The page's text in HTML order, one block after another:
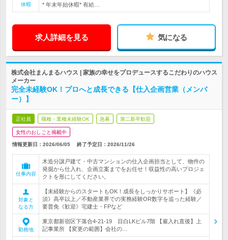
休暇
* 年末年始休暇* 有給…
求人詳細を見る 気になる
株式会社まんまるハウス | 家族の幸せをプロデュースするこだわりのハウス
メーカー
完全未経験OK！プロへと成長できる【仕入企画営業（メンバ
ー）】
正社員 職種・業種未経験OK 急募 第二新卒歓迎
女性のおしごと掲載中
情報更新日：2026/06/05 終了予定日： 2026/11/26
仕事内容
木造分譲戸建て・中古マンションの仕入企画担当として、物件の
発掘から仕入れ、企画立案までをお任せ！収益性の高いプロジェ
クトを形にしてください。
対象と
なる方
【未経験からのスタートもOK！成長をしっかりサポート】《必
須》高卒以上／不動産業界での実務経験OR数字を追った経験／
要普免《歓迎》宅建士・FPなど
勤務地
東京都新宿区下落合4-21-19 目白LKビル7階 【雇入れ直後】上
記事業所 【変更の範囲】会社の…